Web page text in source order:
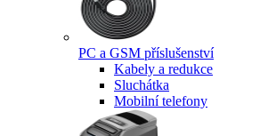
PC a GSM příslušenství
Kabely a redukce
Sluchátka
Mobilní telefony